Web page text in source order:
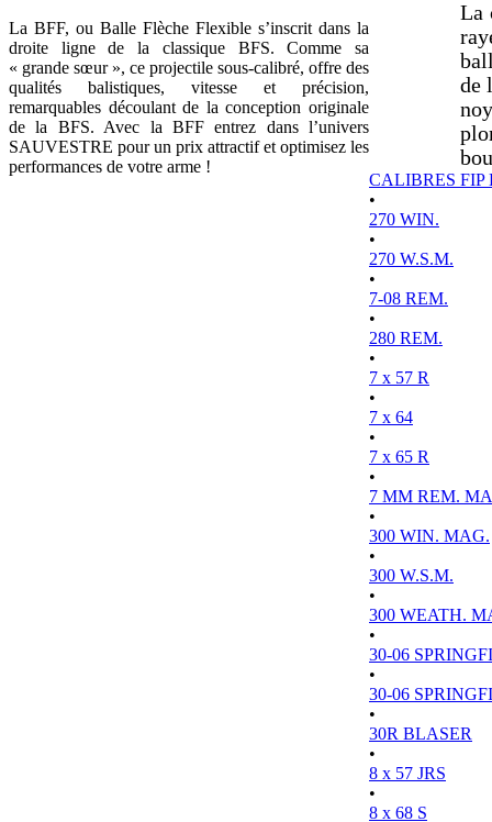
La BFF, ou Balle Flèche Flexible s’inscrit dans la
droite ligne de la classique BFS. Comme sa
« grande sœur », ce projectile sous-calibré, offre des
qualités balistiques, vitesse et précision,
remarquables découlant de la conception originale
de la BFS. Avec la BFF entrez dans l’univers
SAUVESTRE pour un prix attractif et optimisez les
performances de votre arme !
La
de
CALIBRES FIP
•
270 WIN.
•
270 W.S.M.
•
7-08 REM.
•
280 REM.
•
7 x 57 R
•
7 x 64
•
7 x 65 R
•
7 MM REM.
•
300 WIN. MAG.
•
300 W.S.M.
•
300 WEATH.
•
30-06
•
30-06
•
30R BLASER
•
8 x 57 JRS
•
8 x 68 S